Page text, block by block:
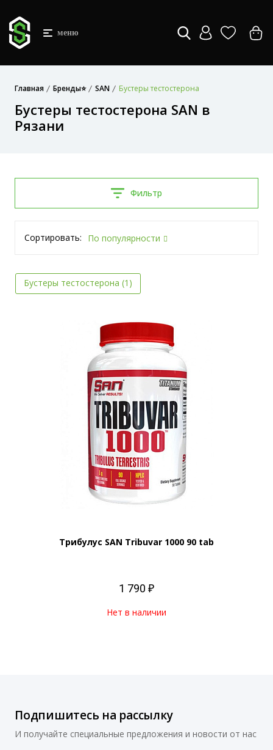
меню
Главная Бренды⭐ SAN Бустеры тестостерона
Бустеры тестостерона SAN в
Рязани
Фильтр
Сортировать: По популярности
Бустеры тестостерона (1)
Трибулус SAN Tribuvar 1000 90 tab
1 790 ₽
Нет в наличии
Подпишитесь на рассылку
И получайте специальные предложения и новости от нас